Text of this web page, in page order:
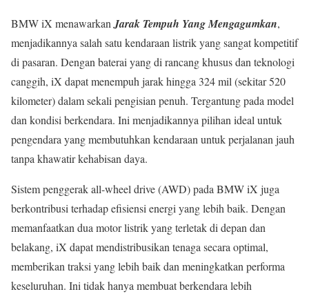
BMW iX menawarkanJarak Tempuh Yang Mengagumkan,
menjadikannya salah satu kendaraan listrik yang sangat kompetitif
di pasaran. Dengan baterai yang di rancang khusus dan teknologi
canggih, iX dapat menempuh jarak hingga 324 mil (sekitar 520
kilometer) dalam sekali pengisian penuh. Tergantung pada model
dan kondisi berkendara. Ini menjadikannya pilihan ideal untuk
pengendara yang membutuhkan kendaraan untuk perjalanan jauh
tanpa khawatir kehabisan daya.
Sistem penggerak all-wheel drive (AWD) pada BMW iX juga
berkontribusi terhadap efisiensi energi yang lebih baik. Dengan
memanfaatkan dua motor listrik yang terletak di depan dan
belakang, iX dapat mendistribusikan tenaga secara optimal,
memberikan traksi yang lebih baik dan meningkatkan performa
keseluruhan. Ini tidak hanya membuat berkendara lebih